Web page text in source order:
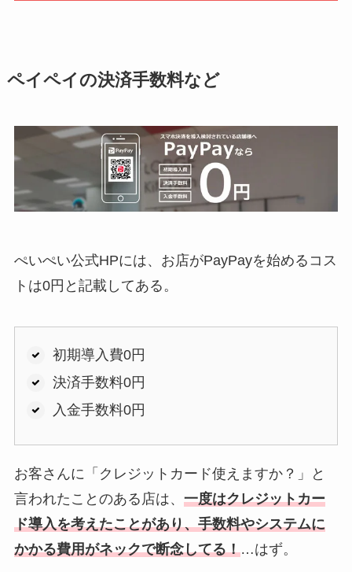
ペイペイの決済手数料など
ぺいぺい公式HPには、お店がPayPayを始めるコス
トは0円と記載してある。
初期導入費0円
決済手数料0円
入金手数料0円
お客さんに「クレジットカード使えますか？」と
言われたことのある店は、 一度はクレジットカー
ド導入を考えたことがあり、手数料やシステムに
かかる費用がネックで断念してる！…はず。